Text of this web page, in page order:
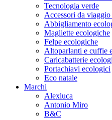
Tecnologia verde
Accessori da
Abbigliamento
Magliette ecologiche
Felpe ecologiche
Altoparlanti e cuffie
Caricabatterie
Portachiavi ecologici
Eco natale
Marchi
Alexluca
Antonio Miro
B&C